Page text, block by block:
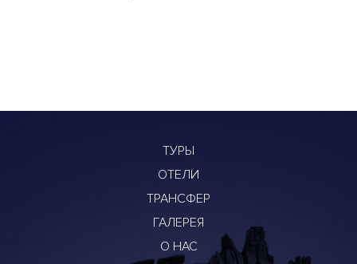
ТУРЫ
ОТЕЛИ
ТРАНСФЕР
ГАЛЕРЕЯ
О НАС